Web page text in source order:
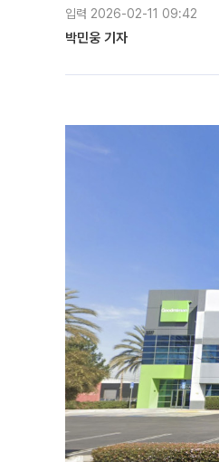
입력 2026-02-11 09:42
박민웅 기자